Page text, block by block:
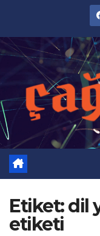
content
Etiket:dil
etiketi